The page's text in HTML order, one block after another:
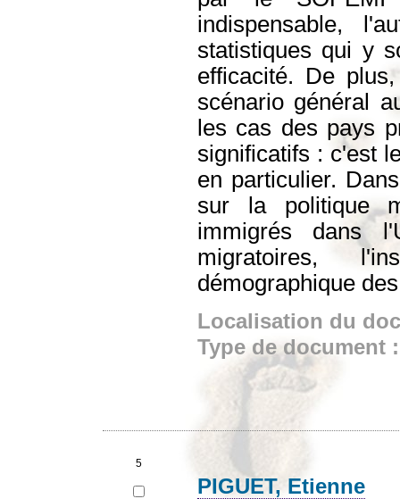
indispensable,
statistiques qui y
efficacité. De
scénario général
les cas des pays
significatifs : c'est
en particulier.
sur la politique
immigrés dans
migratoires,
démographique
Localisation du
Type de document
5
PIGUET, Etienne